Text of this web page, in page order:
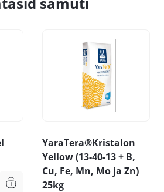
YaraTera®Kristalon
Yellow (13-40-13 + B,
Cu, Fe, Mn, Mo ja Zn)
25kg